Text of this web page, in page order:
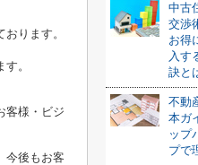
ります。
。
客様・ビジ
今後もお客
中古
交渉
お得
入す
訣と
不動
本ガ
ップ
プで